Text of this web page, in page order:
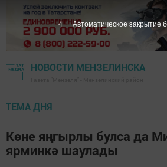
НОВОСТИ МЕНЗЕЛИНСКА
ТЕМА ДНЯ
Көне яңгырлы булса да
ярминкә шаулады
3 Автоматическое закрытие